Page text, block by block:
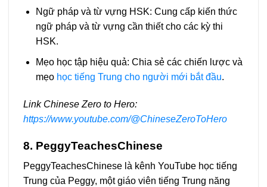
Ngữ pháp và từ vựng HSK: Cung cấp kiến thức
ngữ pháp và từ vựng cần thiết cho các kỳ thi
HSK.
Mẹo học tập hiệu quả: Chia sẻ các chiến lược và
mẹo học tiếng Trung cho người mới bắt đầu.
Link Chinese Zero to Hero:
https://www.youtube.com/@ChineseZeroToHero
8. PeggyTeachesChinese
PeggyTeachesChinese là kênh YouTube học tiếng
Trung của Peggy, một giáo viên tiếng Trung năng